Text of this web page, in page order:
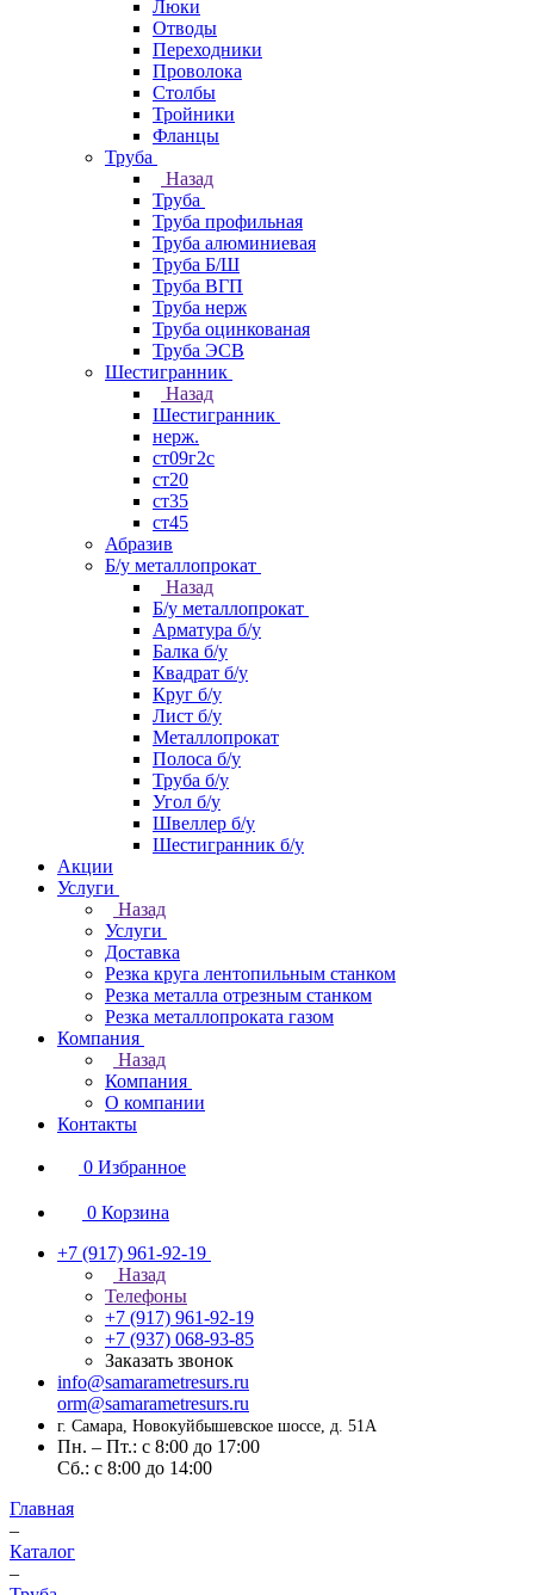
Люки
Отводы
Переходники
Проволока
Столбы
Тройники
Фланцы
Труба
Назад
Труба
Труба профильная
Труба алюминиевая
Труба Б/Ш
Труба ВГП
Труба нерж
Труба оцинкованая
Труба ЭСВ
Шестигранник
Назад
Шестигранник
нерж.
ст09г2с
ст20
ст35
ст45
Абразив
Б/у металлопрокат
Назад
Б/у металлопрокат
Арматура б/у
Балка б/у
Квадрат б/у
Круг б/у
Лист б/у
Металлопрокат
Полоса б/у
Труба б/у
Угол б/у
Швеллер б/у
Шестигранник б/у
Акции
Услуги
Назад
Услуги
Доставка
Резка круга лентопильным станком
Резка металла отрезным станком
Резка металлопроката газом
Компания
Назад
Компания
О компании
Контакты
0 Избранное
0 Корзина
+7 (917) 961-92-19
Назад
Телефоны
+7 (917) 961-92-19
+7 (937) 068-93-85
Заказать звонок
info@samarametresurs.ru
orm@samarametresurs.ru
г. Самара, Новокуйбышевское шоссе, д. 51А
Пн. – Пт.: с 8:00 до 17:00
Cб.: с 8:00 до 14:00
Главная
–
Каталог
–